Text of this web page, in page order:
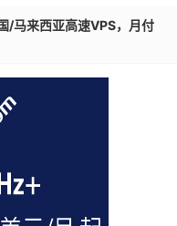
/马来西亚高速VPS，月付